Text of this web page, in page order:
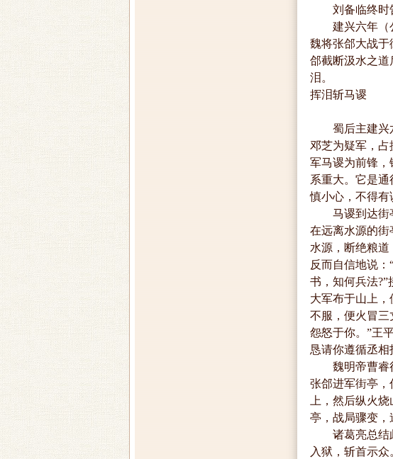
刘备临终时告
建兴六年（公
魏将张郃大战
郃截断汲水之
泪。
挥泪斩马谡
蜀后主建兴六
邓芝为疑军，占
军马谡为前锋，
系重大。它是
慎小心，不得有
马谡到达街亭
在远离水源的街
水源，断绝粮道
反而自信地说
书，知何兵法
大军布于山上
不服，便火冒三
怨怒于你。”王
恳请你遵循丞相
魏明帝曹睿得
张郃进军街亭
上，然后纵火
亭，战局骤变，
诸葛亮总结此
入狱，斩首示